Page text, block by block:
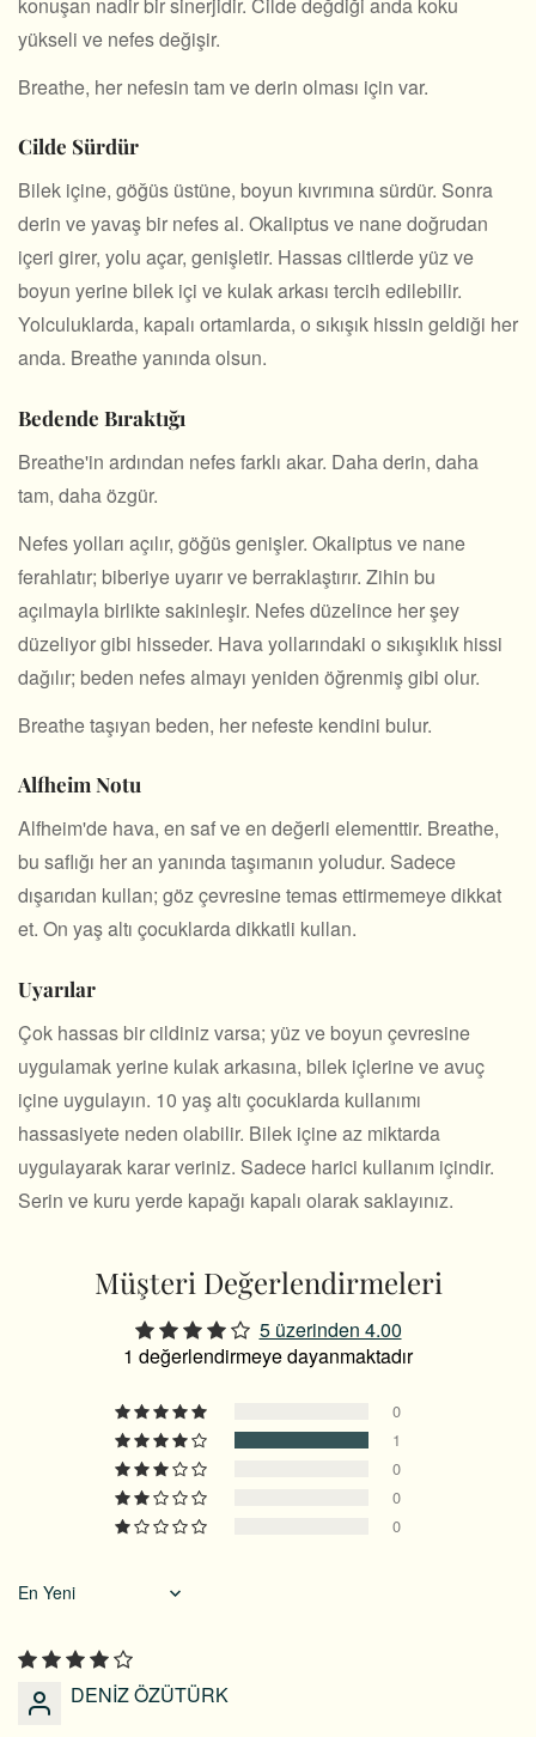
yükseli ve nefes değişir.
Breathe, her nefesin tam ve derin olması için var.
Cilde Sürdür
Bilek içine, göğüs üstüne, boyun kıvrımına sürdür. Sonra
derin ve yavaş bir nefes al. Okaliptus ve nane doğrudan
içeri girer, yolu açar, genişletir. Hassas ciltlerde yüz ve
boyun yerine bilek içi ve kulak arkası tercih edilebilir.
Yolculuklarda, kapalı ortamlarda, o sıkışık hissin geldiği her
anda. Breathe yanında olsun.
Bedende Bıraktığı
Breathe'in ardından nefes farklı akar. Daha derin, daha
tam, daha özgür.
Nefes yolları açılır, göğüs genişler. Okaliptus ve nane
ferahlatır; biberiye uyarır ve berraklaştırır. Zihin bu
açılmayla birlikte sakinleşir. Nefes düzelince her şey
düzeliyor gibi hisseder. Hava yollarındaki o sıkışıklık hissi
dağılır; beden nefes almayı yeniden öğrenmiş gibi olur.
Breathe taşıyan beden, her nefeste kendini bulur.
Alfheim Notu
Alfheim'de hava, en saf ve en değerli elementtir. Breathe,
bu saflığı her an yanında taşımanın yoludur. Sadece
dışarıdan kullan; göz çevresine temas ettirmemeye dikkat
et. On yaş altı çocuklarda dikkatli kullan.
Uyarılar
Çok hassas bir cildiniz varsa; yüz ve boyun çevresine
uygulamak yerine kulak arkasına, bilek içlerine ve avuç
içine uygulayın. 10 yaş altı çocuklarda kullanımı
hassasiyete neden olabilir. Bilek içine az miktarda
uygulayarak karar veriniz. Sadece harici kullanım içindir.
Serin ve kuru yerde kapağı kapalı olarak saklayınız.
Müşteri Değerlendirmeleri
5 üzerinden 4.00
1 değerlendirmeye dayanmaktadır
0
1
0
0
0
Sort by
DENİZ ÖZÜTÜRK